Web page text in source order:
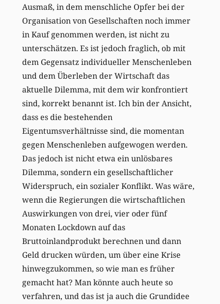
Ausmaß, in dem menschliche Opfer bei der
Organisation von Gesellschaften noch immer
in Kauf genommen werden, ist nicht zu
unterschätzen. Es ist jedoch fraglich, ob mit
dem Gegensatz individueller Menschenleben
und dem Überleben der Wirtschaft das
aktuelle Dilemma, mit dem wir konfrontiert
sind, korrekt benannt ist. Ich bin der Ansicht,
dass es die bestehenden
Eigentumsverhältnisse sind, die momentan
gegen Menschenleben aufgewogen werden.
Das jedoch ist nicht etwa ein unlösbares
Dilemma, sondern ein gesellschaftlicher
Widerspruch, ein sozialer Konflikt. Was wäre,
wenn die Regierungen die wirtschaftlichen
Auswirkungen von drei, vier oder fünf
Monaten Lockdown auf das
Bruttoinlandprodukt berechnen und dann
Geld drucken würden, um über eine Krise
hinwegzukommen, so wie man es früher
gemacht hat? Man könnte auch heute so
verfahren, und das ist ja auch die Grundidee